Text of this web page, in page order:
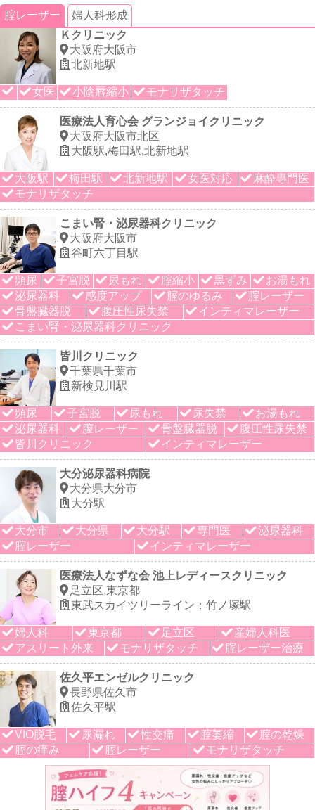
腟レーザー
婦人科形成
Ｋクリニック
大阪府大阪市
北新地駅
女医 小陰唇縮小 モナリザタッチ
医療法人育心会 グランジョイクリニック
大阪府大阪市北区
大阪駅,梅田駅,北新地駅
大阪駅 梅田駅 北新地駅 女医対応
麻酔専門医
モナリザタッチ
こまい腎・泌尿器科クリニック
大阪府大阪市
谷町六丁目駅
頻尿 子宮脱 尿もれ 腟縮小 黒ずみ
お湯もれ
泌尿器科
感度アップ 腟のゆるみ
腟レーザー
骨盤臓器脱
腹圧性尿失禁
インティマレーザー
こまい腎・泌尿器科クリニック
皆川クリニック
千葉県千葉市
新検見川駅
頻尿 子宮脱 尿もれ 尿失禁
お湯もれ
泌尿器科
膣レーザー 骨盤臓器脱
腹圧性尿失禁
皆川クリニック
インティマレーザー
大分泌尿器科病院
大分県大分市
大分駅
大分市 大分県 大分駅 専門医
泌尿器科
腟レーザー
インティマレーザー
医療法人なずな会 池上レディースクリニック
足立区,東京都
東武スカイツリーライン：竹ノ塚駅
婦人科 東京都 足立区
産婦人科医
アスリート外来
モナリザタッチ 腟レーザー治療
佐久平エンゼルクリニック
長野県佐久市
佐久平駅
VIO脱毛 尿漏れ 性交痛 腟萎縮
腟の乾燥
腟の痒み
腟レーザー モナリザタッチ